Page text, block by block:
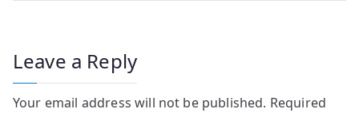
Leave a Reply
Your email address will not be published. Required